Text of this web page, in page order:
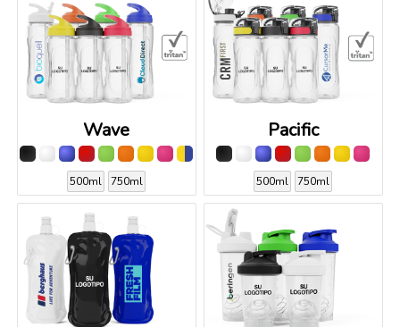
Wave
500ml 750ml
Pacific
500ml 750ml